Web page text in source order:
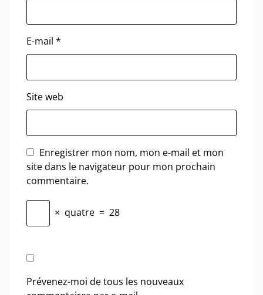
E-mail *
Site web
Enregistrer mon nom, mon e-mail et mon
site dans le navigateur pour mon prochain
commentaire.
× quatre = 28
Prévenez-moi de tous les nouveaux